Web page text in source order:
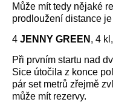
Může mít tedy nějaké
prodloužení distance
4 JENNY GREEN , 4
Při prvním startu nad
Sice útočila z konce
pár set metrů zřejmě
může mít rezervy.